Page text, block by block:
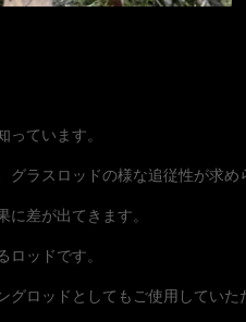
ています。
ラスロッドの様な追従性が求め
差が出てきます。
ッドです。
ロッドとしてもご使用していた